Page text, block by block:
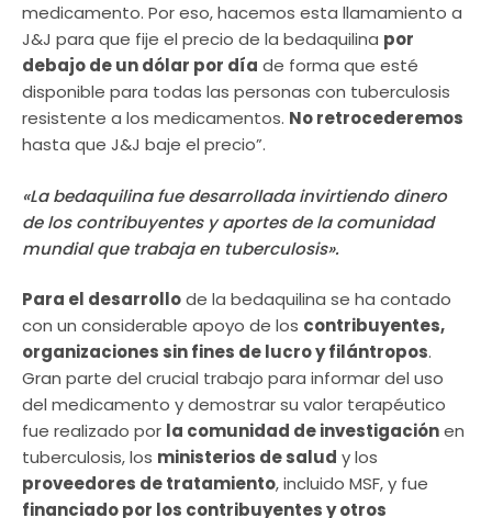
medicamento. Por eso, hacemos esta llamamiento a
J&J para que fije el precio de la bedaquilina por
debajo de un dólar por día de forma que esté
disponible para todas las personas con tuberculosis
resistente a los medicamentos. No retrocederemos
hasta que J&J baje el precio”.
«La bedaquilina fue desarrollada invirtiendo dinero
de los contribuyentes y aportes de la comunidad
mundial que trabaja en tuberculosis».
Para el desarrollode la bedaquilina se ha contado
con un considerable apoyo de los contribuyentes,
organizaciones sin fines de lucro y filántropos.
Gran parte del crucial trabajo para informar del uso
del medicamento y demostrar su valor terapéutico
fue realizado por la comunidad de investigaciónen
tuberculosis, los ministerios de salud y los
proveedores de tratamiento, incluido MSF, y fue
financiado por los contribuyentes y otros